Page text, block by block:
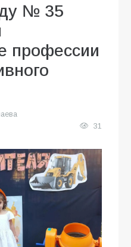
№ 35
профессии
31